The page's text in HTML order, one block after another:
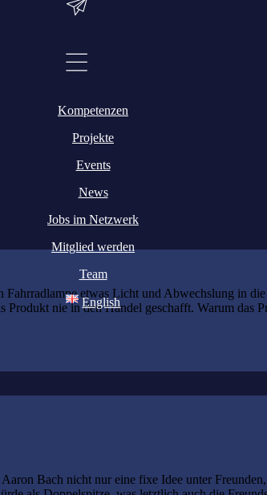
Kompetenzen
Projekte
Events
News
Jobs im Netzwerk
Mitglied werden
Team
English
etwas Licht und Abwechslung in
nie in den Handel geschafft. Warum das
Bach nicht nur eine fixe Idee unter